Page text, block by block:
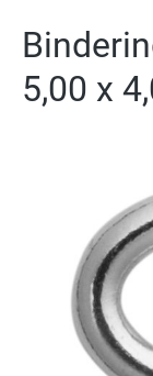
5,00 x
Bildergalerie